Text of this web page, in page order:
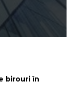
birouri în